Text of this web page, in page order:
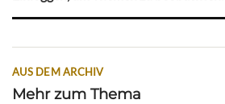
AUS DEM ARCHIV
Mehr zum Thema